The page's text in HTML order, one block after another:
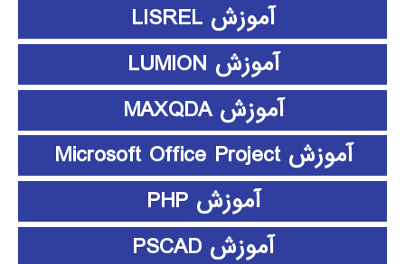
آموزش LISREL
آموزش LUMION
آموزش MAXQDA
آموزش Microsoft Office Project
آموزش PHP
آموزش PSCAD